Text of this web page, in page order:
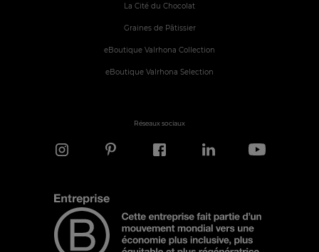
La Cité du Chocolat
Graines de Pâtissier
eBoutique Valrhona Collection
eBoutique Valrhona Selection
Réseaux sociaux